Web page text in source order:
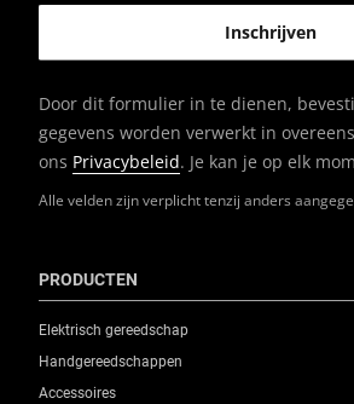
Alle velden zijn verplicht tenzij anders
Door dit formulier in te dienen,
gegevens worden verwerkt in
ons Privacybeleid. Je kan je op elk
PRODUCTEN
Elektrisch gereedschap
Handgereedschappen
Accessoires